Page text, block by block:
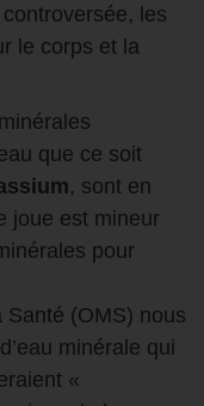
les
le corps et la
que ce soit
, sont en
joue est mineur
pour
Santé (OMS) nous
minérale qui
«